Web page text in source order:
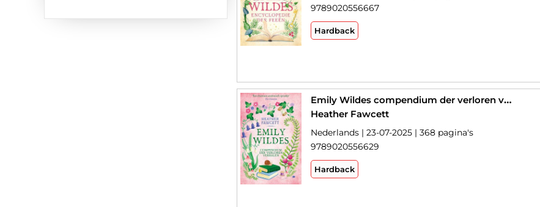
9789020556667
Hardback
Emily Wildes compendium der verloren verhalen
Heather Fawcett
Nederlands | 23-07-2025 | 368 pagina's
9789020556629
Hardback